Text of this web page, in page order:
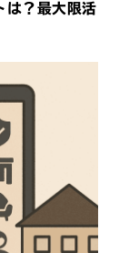
は？最大限活